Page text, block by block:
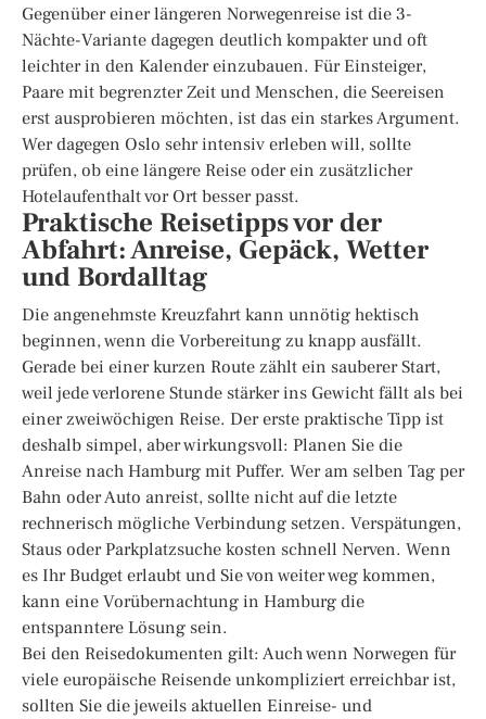
Gegenüber einer längeren Norwegenreise ist die 3-
Nächte-Variante dagegen deutlich kompakter und oft
leichter in den Kalender einzubauen. Für Einsteiger,
Paare mit begrenzter Zeit und Menschen, die Seereisen
erst ausprobieren möchten, ist das ein starkes Argument.
Wer dagegen Oslo sehr intensiv erleben will, sollte
prüfen, ob eine längere Reise oder ein zusätzlicher
Hotelaufenthalt vor Ort besser passt.
Praktische Reisetipps vor der
Abfahrt: Anreise, Gepäck, Wetter
und Bordalltag
Die angenehmste Kreuzfahrt kann unnötig hektisch
beginnen, wenn die Vorbereitung zu knapp ausfällt.
Gerade bei einer kurzen Route zählt ein sauberer Start,
weil jede verlorene Stunde stärker ins Gewicht fällt als bei
einer zweiwöchigen Reise. Der erste praktische Tipp ist
deshalb simpel, aber wirkungsvoll: Planen Sie die
Anreise nach Hamburg mit Puffer. Wer am selben Tag per
Bahn oder Auto anreist, sollte nicht auf die letzte
rechnerisch mögliche Verbindung setzen. Verspätungen,
Staus oder Parkplatzsuche kosten schnell Nerven. Wenn
es Ihr Budget erlaubt und Sie von weiter weg kommen,
kann eine Vorübernachtung in Hamburg die
entspanntere Lösung sein.
Bei den Reisedokumenten gilt: Auch wenn Norwegen für
viele europäische Reisende unkompliziert erreichbar ist,
sollten Sie die jeweils aktuellen Einreise- und